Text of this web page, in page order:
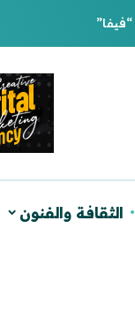
الثقافة والفنون